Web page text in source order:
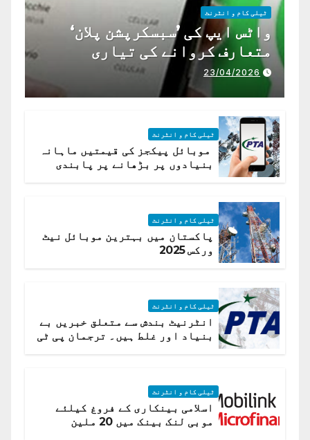
ٹیلی کام و انٹرنٹ
واٹس ایپ کی ’سبسکرپشن پلان‘
متعارف کروانے کی تیاری
23/04/2026
ٹیلی کام و انٹرنٹ
موبائل پیکجز کی قیمتیں ماہانہ
بنیادوں پر بڑھانے پر پابندی
ٹیلی کام و انٹرنٹ
پاکستان میں بہترین موبائل نیٹ
ورکس 2025
ٹیلی کام و انٹرنٹ
انٹرنیٹ بندش سے متعلق خبریں بے
بنیاد اور غلط ہیں۔ ترجمان پی ٹی
ٹیلی کام و انٹرنٹ
اسلامی بینکاری کے فروغ کیلئے
موبی لنک بینک میں 20 ملین